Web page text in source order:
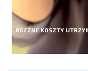
ROCZNE KOSZTY